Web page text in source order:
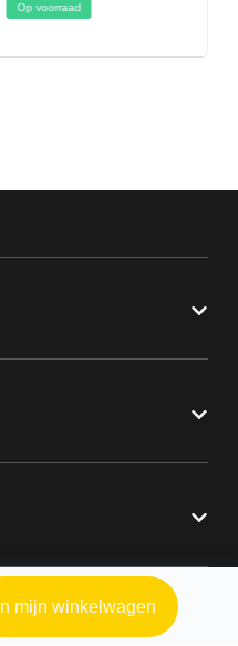
Op voorraad
In mijn winkelwagen